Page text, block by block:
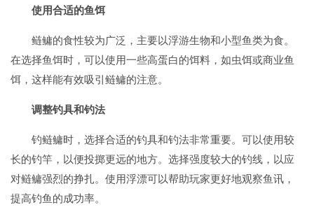
使用合适的鱼饵
鲢鳙的食性较为广泛，主要以浮游生物和小型鱼类为食。
在选择鱼饵时，可以使用一些高蛋白的饵料，如虫饵或商业鱼
饵，这样能有效吸引鲢鳙的注意。
调整钓具和钓法
钓鲢鳙时，选择合适的钓具和钓法非常重要。可以使用较
长的钓竿，以便投掷更远的地方。选择强度较大的钓线，以应
对鲢鳙强烈的挣扎。使用浮漂可以帮助玩家更好地观察鱼讯，
提高钓鱼的成功率。